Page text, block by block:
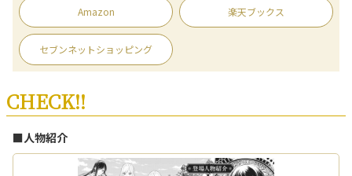
Amazon 楽天ブックス
セブンネットショッピング
CHECK!!
■人物紹介